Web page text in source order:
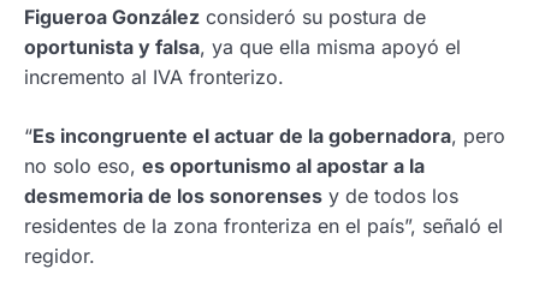
Figueroa González consideró su postura de
oportunista y falsa, ya que ella misma apoyó el
incremento al IVA fronterizo.
“Es incongruente el actuar de la gobernadora, pero
no solo eso, es oportunismo al apostar a la
desmemoria de los sonorenses y de todos los
residentes de la zona fronteriza en el país”, señaló el
regidor.